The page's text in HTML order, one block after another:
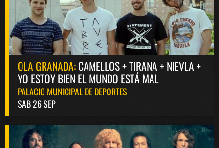
OLA GRANADA:CAMELLOS + TIRANA + NIEVLA +
YO ESTOY BIEN EL MUNDO ESTÁ MAL
PALACIO MUNICIPAL DE DEPORTES
SAB 26 SEP